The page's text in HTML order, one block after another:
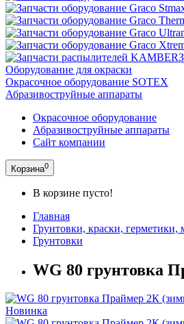
Оборудование для окраски
Окрасочное оборудование SOTEX
Абразивоструйные аппараты
Окрасочное оборудование
Абразивоструйные аппараты
Сайт компании
Корзина0
В корзине пусто!
Главная
Грунтовки, краски, герметики,
Грунтовки
WG 80 грунтовка
Новинка